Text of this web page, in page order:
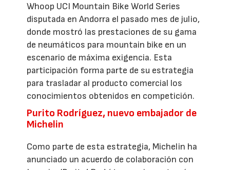
Whoop UCI Mountain Bike World Series
disputada en Andorra el pasado mes de julio,
donde mostró las prestaciones de su gama
de neumáticos para mountain bike en un
escenario de máxima exigencia. Esta
participación forma parte de su estrategia
para trasladar al producto comercial los
conocimientos obtenidos en competición.
Purito Rodríguez, nuevo embajador de
Michelin
Como parte de esta estrategia, Michelin ha
anunciado un acuerdo de colaboración con